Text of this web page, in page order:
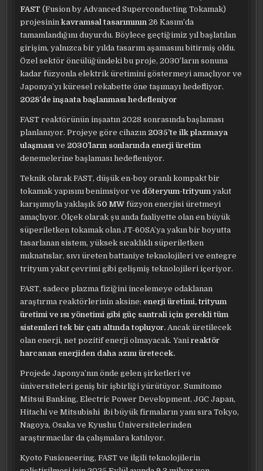
FAST (Fusion by Advanced Superconducting Tokamak)
projesininkavramsal tasarımının 26 Kasım’da
tamamlandığını duyurdu. Böylece geçtiğimiz yıl başlatılan
girişim, yalnızca bir yılda tasarım aşamasını bitirmiş oldu.
Özel sektör öncülüğündeki bu proje, 2030’ların sonuna
kadar füzyonla elektrik üretimini göstermeyi amaçlıyor ve
Japonya’yı küresel rekabette öne taşımayı hedefliyor.
2028’de inşaata başlanması hedefleniyor
FAST reaktörünün inşaatın 2028 sonrasında başlaması
planlanıyor. Projeye göre cihazın 2035’te ilk plazmaya
ulaşmasıve 2030’ların sonlarında enerji üretim
denemelerine başlaması hedefleniyor.
Teknik olarak FAST, düşük en-boy oranlı kompakt bir
tokamak yapısını benimsiyor ve döteryum-trityumyakıt
karışımıyla yaklaşık 50 MW füzyon enerjisi üretmeyi
amaçlıyor. Ölçek olarak şu anda faaliyette olan en büyük
süperiletken tokamak olan JT-60SA’ya yakın bir boyutta
tasarlanan sistem, yüksek sıcaklıklı süperiletken
mıknatıslar, sıvı üreten battaniye teknolojileri ve entegre
trityum yakıt çevrimi gibi gelişmiş teknolojileri içeriyor.
FAST, sadece plazma fiziğini incelemeye odaklanan
araştırma reaktörlerinin aksine; enerji üretimi, trityum
üretimi ve ısı yönetimi gibi güç santrali için gerekli tüm
sistemleri tek bir çatı altında topluyor. Ancak üretilecek
olan enerji, net pozitif enerji olmayacak. Yanireaktör
harcanan enerjiden daha azını üretecek.
Projede Japonya’nın önde gelen şirketleri ve
üniversiteleri geniş bir işbirliği yürütüyor. Sumitomo
Mitsui Banking, Electric Power Development, JGC Japan,
Hitachi ve Mitsubishi ibi büyük firmaların yanı sıra Tokyo,
Nagoya, Osaka ve Kyushu Üniversitelerinden
araştırmacılar da çalışmalara katılıyor.
Kyoto Fusioneering, FAST ve ilgili teknolojilerin